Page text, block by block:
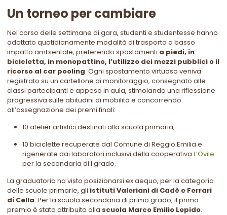
Un torneo per cambiare
Nel corso delle settimane di gara, studenti e studentesse hanno
adottato quotidianamente modalità di trasporto a basso
impatto ambientale, preferendo spostamenti a piedi, in
bicicletta, in monopattino, l’utilizzo dei mezzi pubblici o il
ricorso al car pooling. Ogni spostamento virtuoso veniva
registrato su un cartellone di monitoraggio, consegnato alle
classi partecipanti e appeso in aula, stimolando una riflessione
progressiva sulle abitudini di mobilità e concorrendo
all’assegnazione dei premi finali:
10 atelier artistici destinati alla scuola primaria;
10 biciclette recuperate dal Comune di Reggio Emilia e
rigenerate dai laboratori inclusivi della cooperativaL’Ovile
per la secondaria di I grado.
La graduatoria ha visto posizionarsi ex aequo, per la categoria
delle scuole primarie, gli istituti Valeriani di Cadè e Ferrari
di Cella. Per la scuola secondaria di primo grado, il primo
premio è stato attribuito alla scuola Marco Emilio Lepido.